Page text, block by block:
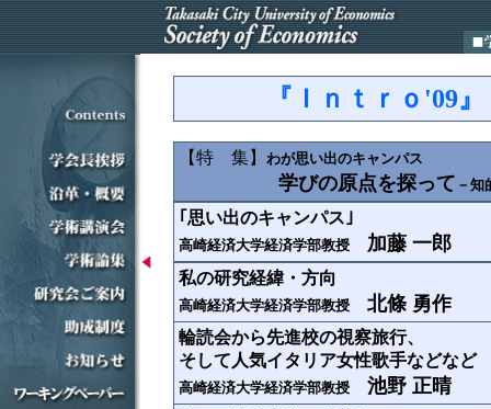
『Ｉｎｔｒｏ'09』
【特 集】 わが思い出のキャンパス
学びの原点を探って －知
｢思い出のキャンパス｣
高崎経済大学経済学部教授 加藤 一郎
私の研究経緯・方向
高崎経済大学経済学部教授 北條 勇作
輪読会から先進校の視察旅行、
そして人気イタリア女性歌手などなど
高崎経済大学経済学部教授 池野 正晴